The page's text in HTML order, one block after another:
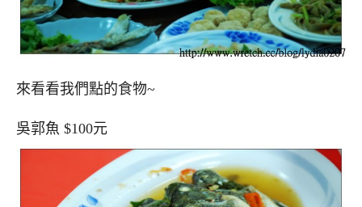
來看看我們點的食物~
吳郭魚 $100元